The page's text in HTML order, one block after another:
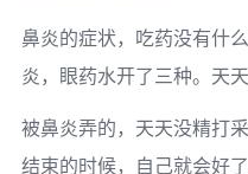
鼻炎的症状，吃药没有什
炎，眼药水开了三种。天
被鼻炎弄的，天天没精打
结束的时候，自己就会好